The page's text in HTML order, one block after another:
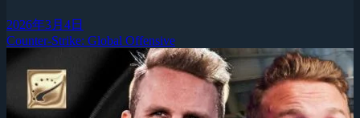
2026年3月4日
Counter-Strike: Global Offensive